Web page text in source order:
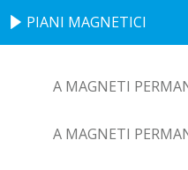
PIANI MAGNETICI
A MAGNETI
A MAGNETI